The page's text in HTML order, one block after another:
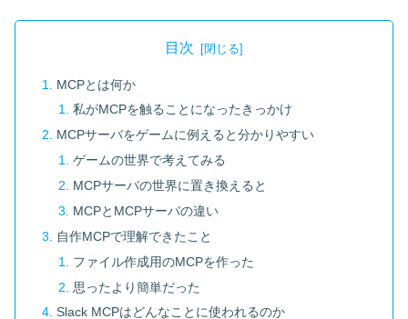
目次
MCPとは何か
私がMCPを触ることになったきっかけ
MCPサーバをゲームに例えると分かりやすい
ゲームの世界で考えてみる
MCPサーバの世界に置き換えると
MCPとMCPサーバの違い
自作MCPで理解できたこと
ファイル作成用のMCPを作った
思ったより簡単だった
Slack MCPはどんなことに使われるのか